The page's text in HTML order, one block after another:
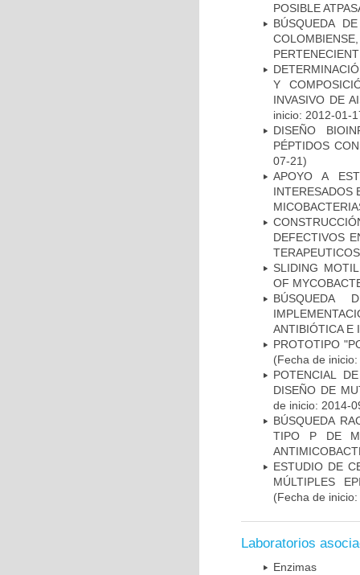
POSIBLE
BÚSQUEDA
Y
INVASIVO DE
inicio: 2012-01-
DISEÑO
PÉPTIDOS
07-21)
APOYO A
INTERESADOS
DEFECTIVOS
SLIDING
OF
BÚSQUEDA
ANTIBIÓTICA E
PROTOTIPO
(Fecha de
POTENCIAL
DISEÑO DE
de inicio: 2014-
BÚSQUEDA
TIPO P DE
ESTUDIO DE
MÚLTIPLES
(Fecha de
Laboratorios
Enzimas